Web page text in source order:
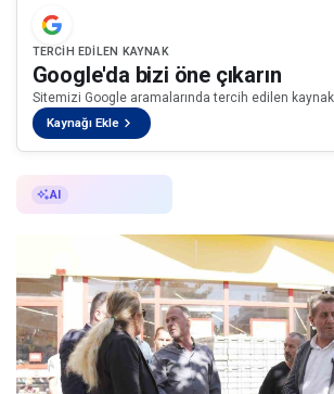
TERCIH EDILEN KAYNAK
Google'da bizi öne çıkarın
Sitemizi Google aramalarında tercih edilen
Kaynağı Ekle
AI